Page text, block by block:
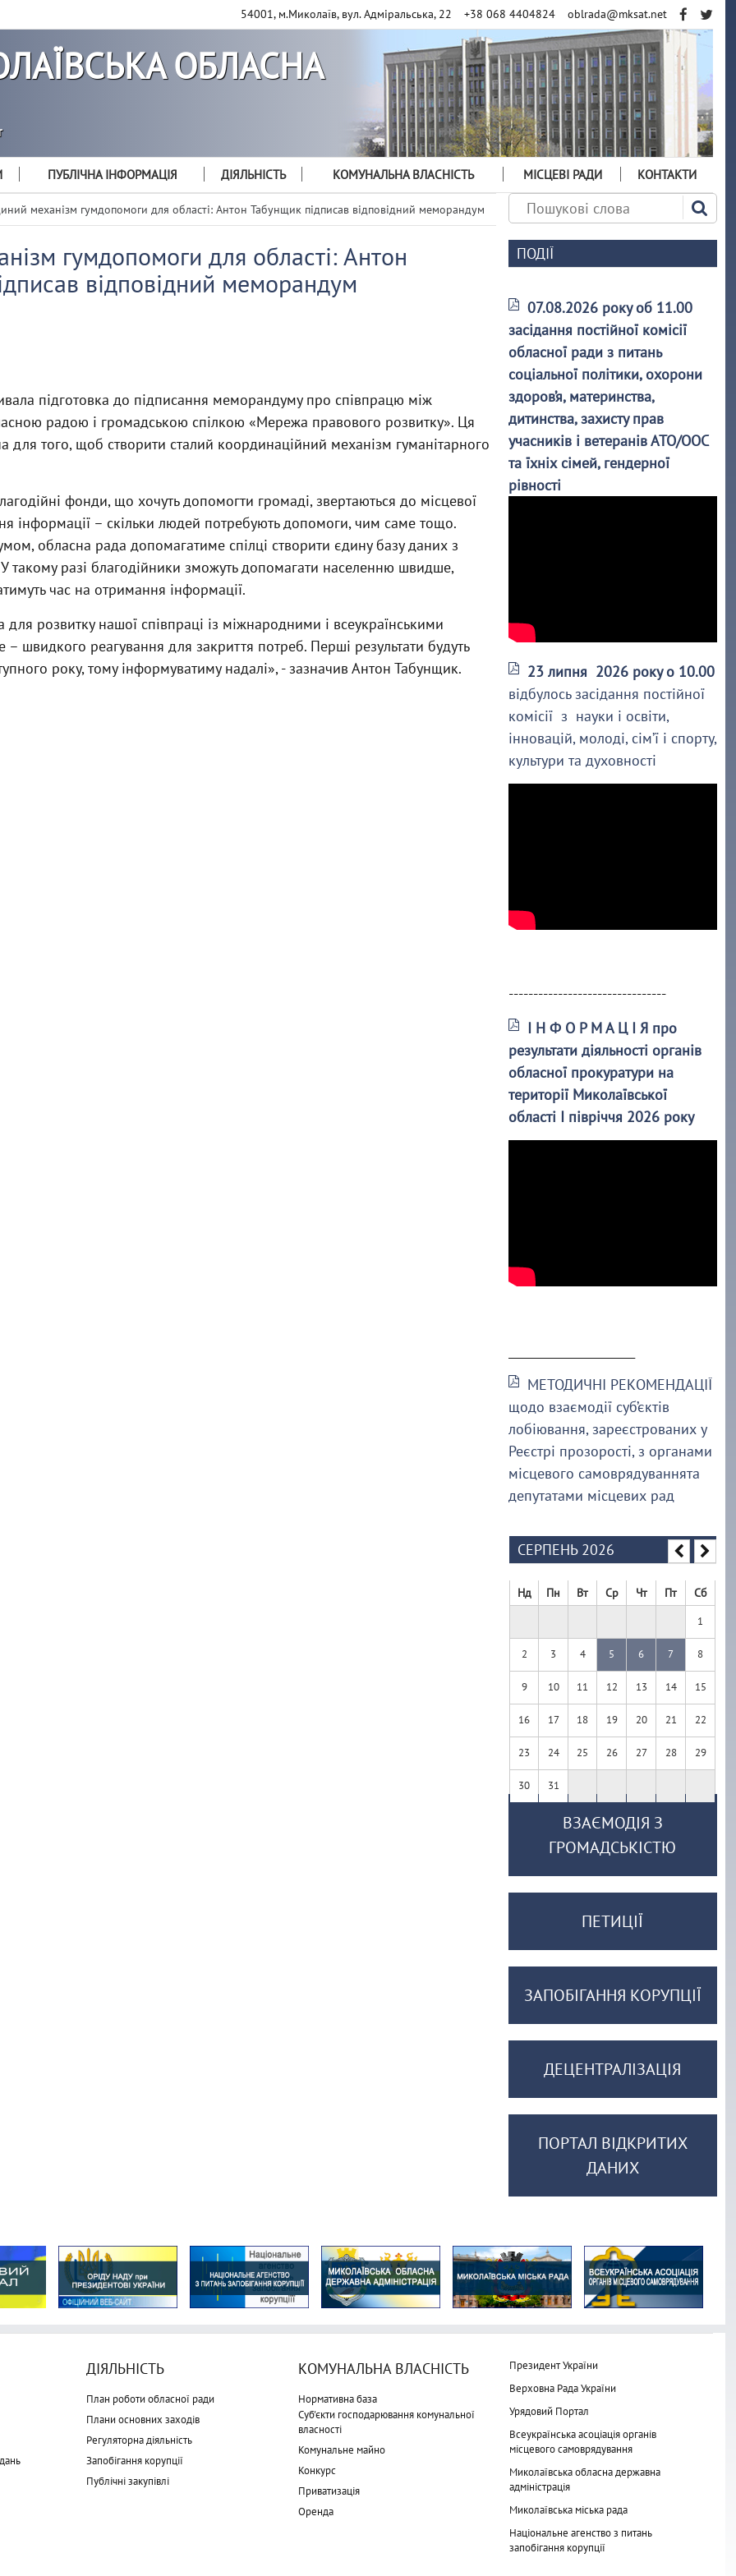
54001, м.Миколаїв, вул. Адміральська, 22 +38 068 4404824 oblrada@mksat.net
ОБЛАСНА
ПУБЛІЧНА ІНФОРМАЦІЯ ДІЯЛЬНІСТЬ КОМУНАЛЬНА ВЛАСНІСТЬ МІСЦЕВІ РАДИ КОНТАКТИ
механізм гумдопомоги для області: Антон Табунщик підписав відповідний меморандум
гумдопомоги для області: Антон
відповідний меморандум
підготовка до підписання меморандуму про співпрацю між
радою і громадською спілкою «Мережа правового розвитку». Ця
для того, щоб створити сталий координаційний механізм гуманітарного
фонди, що хочуть допомогти громаді, звертаються до місцевої
інформації – скільки людей потребують допомоги, чим саме тощо.
обласна рада допомагатиме спілці створити єдину базу даних з
такому разі благодійники зможуть допомагати населенню швидше,
час на отримання інформації.
для розвитку нашої співпраці із міжнародними і всеукраїнськими
швидкого реагування для закриття потреб. Перші результати будуть
року, тому інформуватиму надалі», - зазначив Антон Табунщик.
ПОДІЇ
07.08.2026 року об 11.00
засідання постійної комісії
обласної ради з питань
соціальної політики, охорони
здоров’я, материнства,
дитинства, захисту прав
учасників і ветеранів АТО/ООС
та їхніх сімей, гендерної
рівності
23 липня 2026 року о 10.00
відбулось засідання постійної
комісії з науки і освіти,
інновацій, молоді, сім’ї і спорту,
культури та духовності
--------------------------------
І Н Ф О Р М А Ц І Я про
результати діяльності органів
обласної прокуратури на
території Миколаївської
області І півріччя 2026 року
МЕТОДИЧНІ РЕКОМЕНДАЦІЇ
щодо взаємодії суб’єктів
лобіювання, зареєстрованих у
Реєстрі прозорості, з органами
місцевого самоврядуваннята
депутатами місцевих рад
СЕРПЕНЬ 2026
Нд Пн Вт Ср Чт Пт Сб
1
2 3 4 5 6 7 8
9 10 11 12 13 14 15
16 17 18 19 20 21 22
23 24 25 26 27 28 29
30 31
ВЗАЄМОДІЯ З
ГРОМАДСЬКІСТЮ
ПЕТИЦІЇ
ЗАПОБІГАННЯ КОРУПЦІЇ
ДЕЦЕНТРАЛІЗАЦІЯ
ПОРТАЛ ВІДКРИТИХ
ДАНИХ
ДІЯЛЬНІСТЬ
План роботи обласної ради
Плани основних заходів
Регуляторна діяльність
Запобігання корупції
Публічні закупівлі
КОМУНАЛЬНА ВЛАСНІСТЬ
Нормативна база
Суб'єкти господарювання комунальної
власності
Комунальне майно
Конкурс
Приватизація
Оренда
Президент України
Верховна Рада України
Урядовий Портал
Всеукраїнська асоціація органів
місцевого самоврядування
Миколаївська обласна державна
адміністрація
Миколаївська міська рада
Національне агенство з питань
запобігання корупції